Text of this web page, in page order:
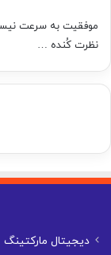
موفقیت به سرعت
نظرت کُنده …
دیجیتال مارکتینگ